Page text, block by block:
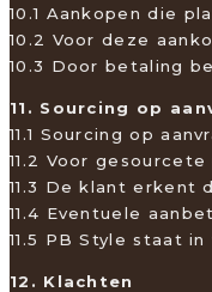
10.1 Aankopen die
10.2 Voor deze
10.3 Door betaling
11. Sourcing op
11.1 Sourcing op
11.2 Voor
11.3 De klant erkent
11.4 Eventuele
11.5 PB Style staat
12. Klachten